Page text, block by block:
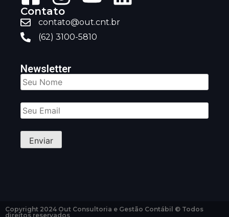
Contato
contato@out.cnt.br
(62) 3100-5810
Newsletter
Copyright 2024 Out Consultoria e Gestão Contábil © Todos
direitos reservados